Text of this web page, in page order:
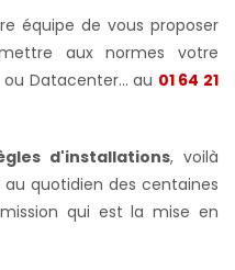
équipe de vous proposer
aux normes votre
Datacenter... au 01 64 21
d'installations, voilà
quotidien des centaines
qui est la mise en